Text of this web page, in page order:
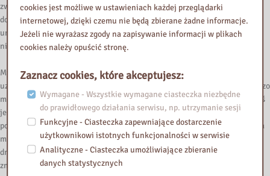
związku, jest niezwykłe i myślę, że w wielu pewnie powieściach dla
dorosłych też to znajdziemy. Znaczy tak podejrzewam, ale po prostu nie
umiem państwu podać konkretnych przykładów, ale ta powieść w sposób
niesamowity to pokazuje i chociaż skierowana jest to nastolatek.
Myślę, że my dorosłe kobiety także odnajdziemy w tym mechanizmie
uzależnienia coś, co może być ostrzegawczego dla nas i finał też jest bardzo
mocny i zmaganie Natalii, kiedy już otrząsa się z tej sytuacji i widzi, że coś
jest nie tak. Po prostu mnie przeraża, poraża i wzbudza we mnie ogromne
pokłady empatii, ale też takiego podziwu dla tej dziewczyny, ponieważ ona
mi tutaj spoileruje państwu, ona sobie daje radę z tą sytuacją. W sposób
drastyczny musi urwać tę znajomość i nie tylko to też powoduje, że musi
zmienić swoje życie, daje jej się zerwać te relacje i nie zostaje w tym
cookies jest możliwe w ustawieniach każdej przeglądarki
internetowej, dzięki czemu nie będą zbierane żadne informacje.
Jeżeli nie wyrażasz zgody na zapisywanie informacji w plikach
cookies należy opuścić stronę.
Zaznacz cookies, które akceptujesz:
Wymagane - Wszystkie wymagane ciasteczka niezbędne
do prawidłowego działania serwisu, np. utrzymanie sesji
Funkcyjne - Ciasteczka zapewniające dostarczenie
użytkownikowi istotnych funkcjonalności w serwisie
Analityczne - Ciasteczka umożliwiające zbieranie
danych statystycznych